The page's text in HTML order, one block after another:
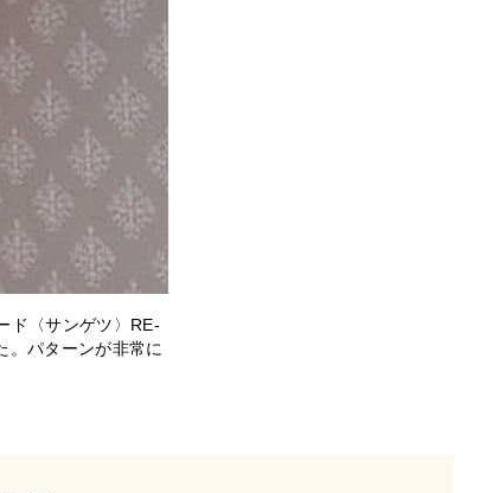
ド〈サンゲツ〉RE-
。パターンが非常に